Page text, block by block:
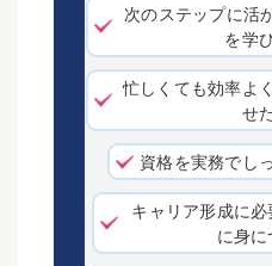
次のステップに活
を学
忙しくても効率よ
せ
資格を実務でし
キャリア形成に
に身